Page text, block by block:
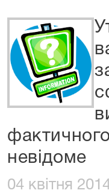
невідоме
04 квітня